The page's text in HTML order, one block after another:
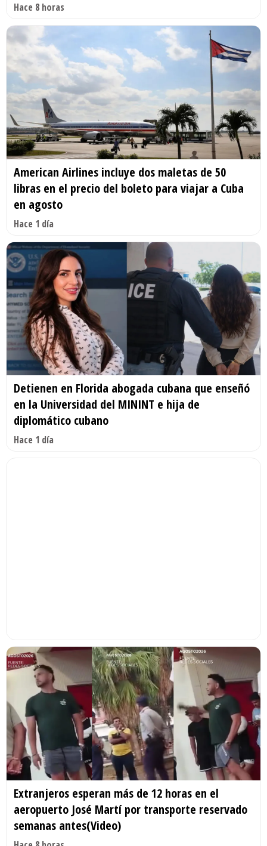
Hace 8 horas
American Airlines incluye dos maletas de 50
libras en el precio del boleto para viajar a Cuba
en agosto
Hace 1 día
Detienen en Florida abogada cubana que enseñó
en la Universidad del MININT e hija de
diplomático cubano
Hace 1 día
Extranjeros esperan más de 12 horas en el
aeropuerto José Martí por transporte reservado
semanas antes(Video)